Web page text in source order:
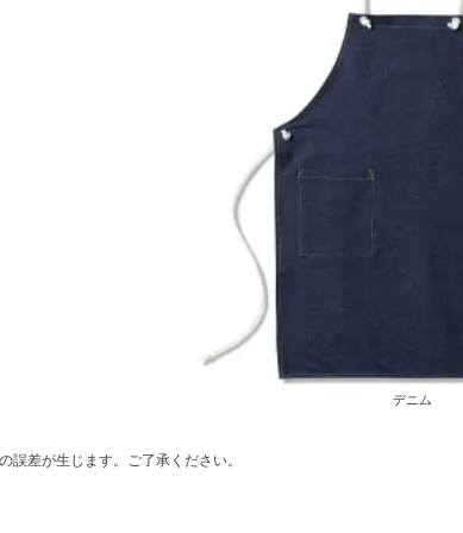
デニム
差が生じます。ご了承ください。